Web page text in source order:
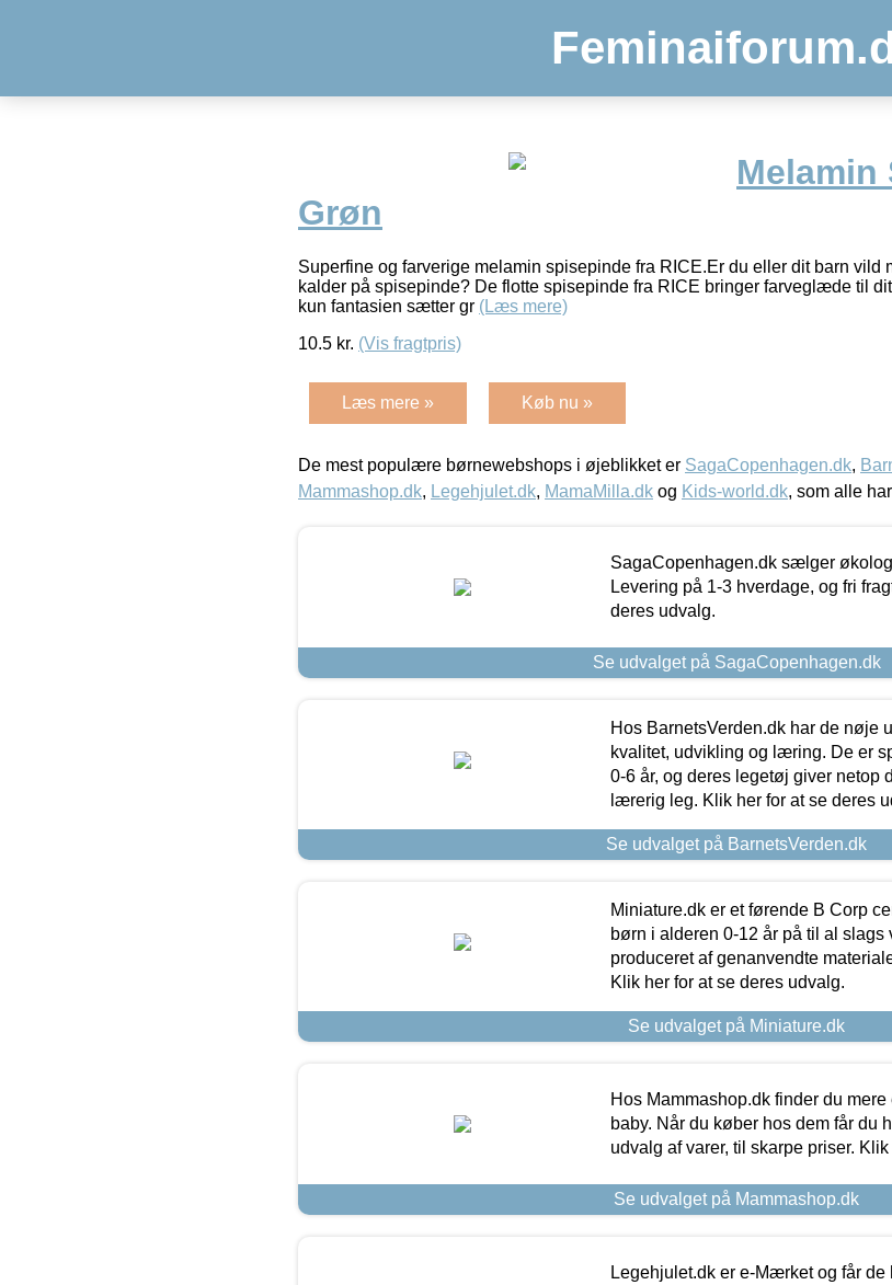
Melamin
Grøn
Superfine og farverige melamin spisepinde fra RICE.Er du eller dit barn vild
kalder på spisepinde? De flotte spisepinde fra RICE bringer farveglæde til
kun fantasien sætter gr (Læs mere)
10.5 kr. (Vis fragtpris)
Læs mere » Køb nu »
De mest populære børnewebshops i øjeblikket er SagaCopenhagen.dk,
Mammashop.dk, Legehjulet.dk, MamaMilla.dk og Kids-world.dk, som alle
SagaCopenhagen.dk sælger
Levering på 1-3 hverdage, og fri
deres udvalg.
Se udvalget på SagaCopenhagen.dk
Hos BarnetsVerden.dk har de nøje
kvalitet, udvikling og læring. De er
0-6 år, og deres legetøj giver netop
lærerig leg. Klik her for at se deres
Se udvalget på BarnetsVerden.dk
Miniature.dk er et førende B Corp
børn i alderen 0-12 år på til al slags
produceret af genanvendte
Klik her for at se deres udvalg.
Se udvalget på Miniature.dk
Hos Mammashop.dk finder du
baby. Når du køber hos dem får du
udvalg af varer, til skarpe priser.
Se udvalget på Mammashop.dk
Legehjulet.dk er e-Mærket og får